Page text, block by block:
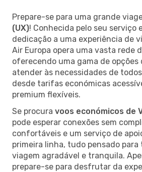
Prepare-se para uma grande
(UX)! Conhecida pelo seu serviço
dedicação a uma experiência de
Air Europa opera uma vasta rede
oferecendo uma gama de opções
atender às necessidades de
desde tarifas económicas
premium flexíveis.
Se procura voos económicos de
pode esperar conexões sem
confortáveis e um serviço de
primeira linha, tudo pensado para
viagem agradável e tranquila.
prepare-se para desfrutar da